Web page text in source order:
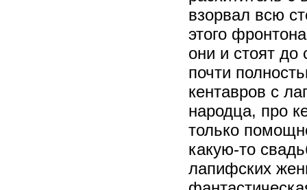
взорвал всю
этого
они и стоят
почти
кентавров с
народца, про
только
какую-то
лапифских